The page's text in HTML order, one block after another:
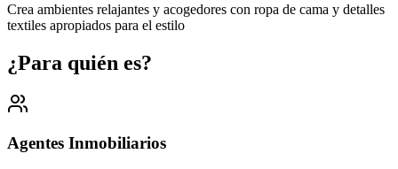
Crea ambientes relajantes y acogedores con ropa de cama y detalles
textiles apropiados para el estilo
¿Para quién es?
Agentes Inmobiliarios